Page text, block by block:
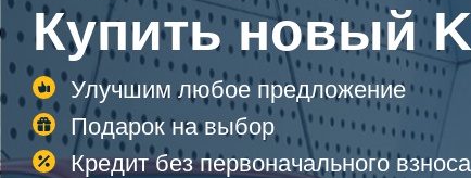
Купить новый
Улучшим любое предложение
Подарок на выбор
Кредит без первоначального взноса